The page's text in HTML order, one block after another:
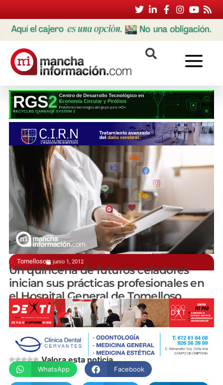
Tomelloso junio 1, 2012
Convenio de colaboración con la Fundación CERES
Un quincena de futuros celadores
inician sus prácticas profesionales en
el Hospital General de Tomelloso
manchainformacion.com
Valora esta noticia
WhatsApp Facebook